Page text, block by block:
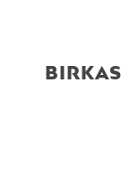
BIRKAS